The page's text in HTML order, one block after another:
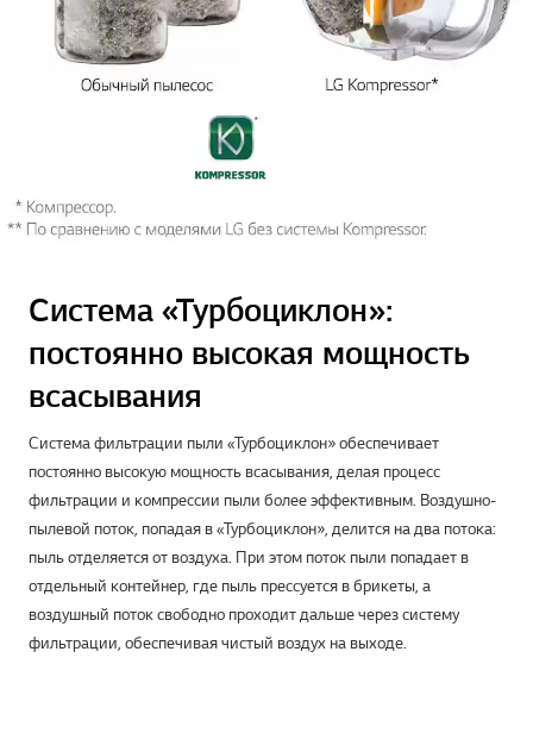
Система «Турбоциклон»:
постоянно высокая мощность
всасывания
Система фильтрации пыли «Турбоциклон» обеспечивает
постоянно высокую мощность всасывания, делая процесс
фильтрации и компрессии пыли более эффективным. Воздушно-
пылевой поток, попадая в «Турбоциклон», делится на два потока:
пыль отделяется от воздуха. При этом поток пыли попадает в
отдельный контейнер, где пыль прессуется в брикеты, а
воздушный поток свободно проходит дальше через систему
фильтрации, обеспечивая чистый воздух на выходе.